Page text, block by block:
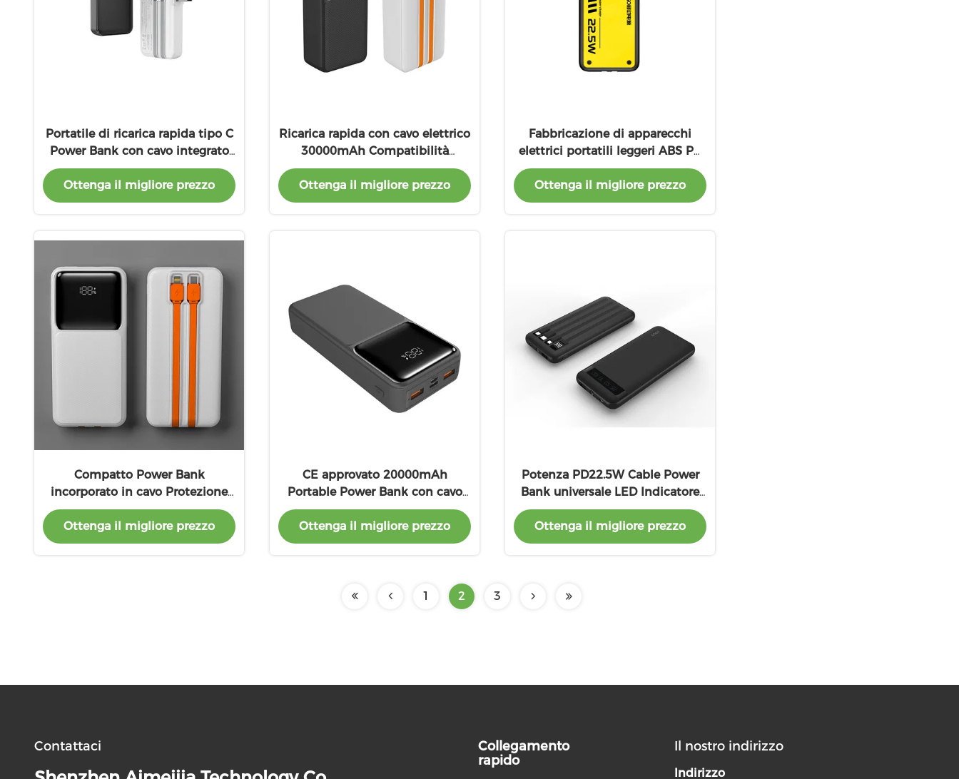
Portatile di ricarica rapida tipo C
Power Bank con cavo integrato
CE approvato
Ottenga il migliore prezzo
Ricarica rapida con cavo elettrico
30000mAh Compatibilità
universale
Ottenga il migliore prezzo
Fabbricazione di apparecchi
elettrici portatili leggeri ABS PC
con carica rapida di 5V/3A
Ottenga il migliore prezzo
Compatto Power Bank
incorporato in cavo Protezione
da sovraccarico Power Bank
portatile bianco
Ottenga il migliore prezzo
CE approvato 20000mAh
Portable Power Bank con cavo
Lightning incorporato
Ottenga il migliore prezzo
Potenza PD22.5W Cable Power
Bank universale LED Indicatore
luci di ricarica esterna
Ottenga il migliore prezzo
1 2 3
Contattaci
Collegamento
rapido
Il nostro indirizzo
Indirizzo